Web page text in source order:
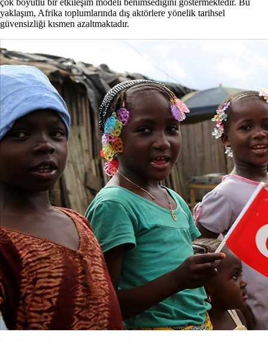
yaklaşım, Afrika toplumlarında dış aktörlere yönelik tarihsel
güvensizliği kısmen azaltmaktadır.